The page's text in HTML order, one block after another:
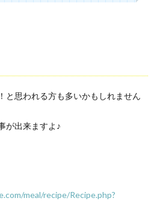
と思われる方も多いかもしれません
が出来ますよ♪
meal/recipe/Recipe.php?